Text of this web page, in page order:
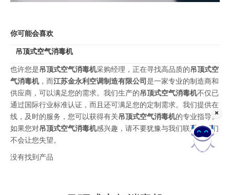
你可能会喜欢
吊顶式空气消毒机
也许您是吊顶式空气消毒机采购经理，正在寻找高品质的吊顶式空
气消毒机，而江苏金永利空调制造有限公司 是一家专业的制造商和
供应商，可以满足您的需求。我们生产的吊顶式空气消毒机不仅已
通过国际行业标准认证，而且还可满足您的定制需求。我们提供在
线，及时的服务，您可以获得有关吊顶式空气消毒机的专业指导。
如果您对吊顶式空气消毒机感兴趣，请不要犹豫与我们联系，我们
不会让您失望。
没有找到产品
在线客服